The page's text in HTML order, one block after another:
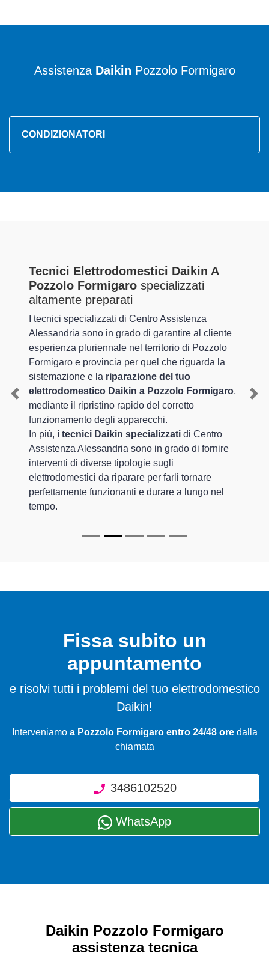
Assistenza Daikin Pozzolo Formigaro
CONDIZIONATORI
Tecnici Elettrodomestici Daikin A
Pozzolo Formigaro specializzati
altamente preparati
I tecnici specializzati di Centro Assistenza
Alessandria sono in grado di garantire al cliente
esperienza pluriennale nel territorio di Pozzolo
Formigaro e provincia per quel che riguarda la
sistemazione e la riparazione del tuo
elettrodomestico Daikin a Pozzolo Formigaro,
mediante il ripristino rapido del corretto
funzionamento degli apparecchi.
In più, i tecnici Daikin specializzati di Centro
Assistenza Alessandria sono in grado di fornire
interventi di diverse tipologie sugli
elettrodomestici da riparare per farli tornare
perfettamente funzionanti e durare a lungo nel
tempo.
Previous
Fissa subito un
appuntamento
e risolvi tutti i problemi del tuo elettrodomestico
Daikin!
Interveniamo a Pozzolo Formigaro entro 24/48 oredalla
chiamata
3486102520
WhatsApp
Daikin Pozzolo Formigaro
assistenza tecnica